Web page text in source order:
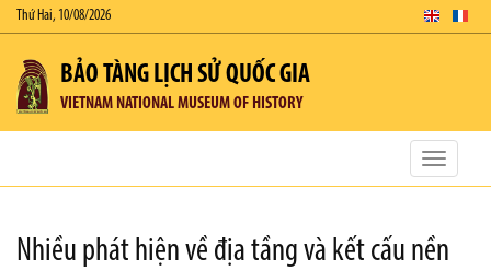
Thứ Hai, 10/08/2026
BẢO TÀNG LỊCH SỬ QUỐC GIA
VIETNAM NATIONAL MUSEUM OF HISTORY
Toggle
Nhiều phát hiện về địa tầng và kết cấu nền